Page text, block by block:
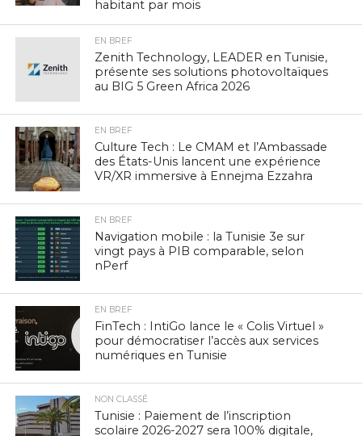
habitant par mois
EN BREF
Zenith Technology, LEADER en Tunisie,
présente ses solutions photovoltaïques
au BIG 5 Green Africa 2026
EN BREF
Culture Tech : Le CMAM et l’Ambassade
des États-Unis lancent une expérience
VR/XR immersive à Ennejma Ezzahra
EN BREF
Navigation mobile : la Tunisie 3e sur
vingt pays à PIB comparable, selon
nPerf
EN BREF
FinTech : IntiGo lance le « Colis Virtuel »
pour démocratiser l’accès aux services
numériques en Tunisie
NON CLASSÉ
Tunisie : Paiement de l’inscription
scolaire 2026-2027 sera 100% digitale,